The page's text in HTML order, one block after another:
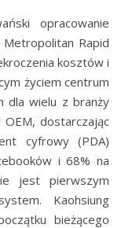
opracowanie
Rapid
kosztów i
życiem centrum
dla wielu z branży
dostarczając
cyfrowy (PDA)
i 68% na
jest pierwszym
Kaohsiung
bieżącego